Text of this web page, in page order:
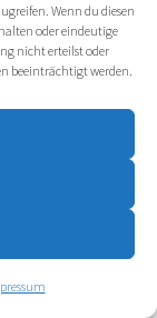
Wenn du diesen
oder eindeutige
nicht erteilst oder
beeinträchtigt werden.
Bereichsleiter
Haacke.
Vermittlung oder
seit gut einem
Qualifizierung
ist; dies und
Thomas Dogen.